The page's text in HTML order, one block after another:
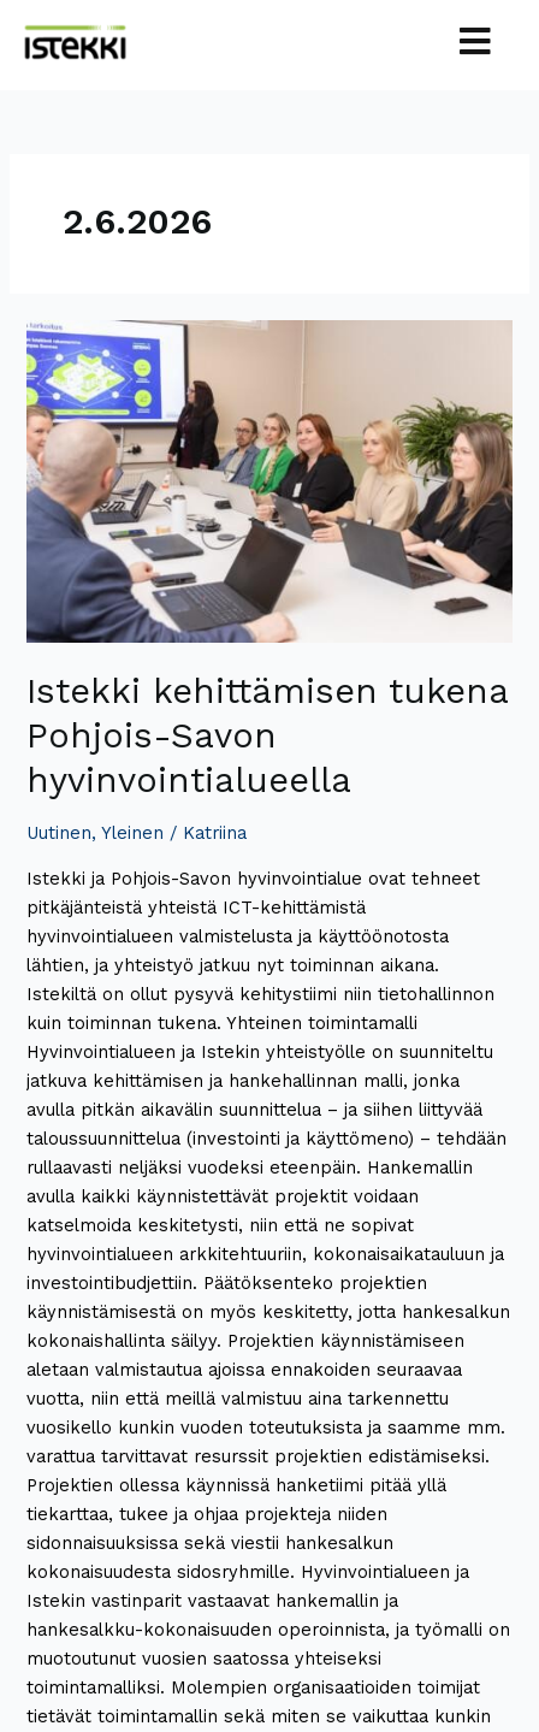
sisältöön
2.6.2026
Istekki kehittämisen tukena
Pohjois-Savon
hyvinvointialueella
Uutinen,Yleinen / Katriina
Istekki ja Pohjois-Savon hyvinvointialue ovat tehneet
pitkäjänteistä yhteistä ICT-kehittämistä
hyvinvointialueen valmistelusta ja käyttöönotosta
lähtien, ja yhteistyö jatkuu nyt toiminnan aikana.
Istekiltä on ollut pysyvä kehitystiimi niin tietohallinnon
kuin toiminnan tukena. Yhteinen toimintamalli
Hyvinvointialueen ja Istekin yhteistyölle on suunniteltu
jatkuva kehittämisen ja hankehallinnan malli, jonka
avulla pitkän aikavälin suunnittelua – ja siihen liittyvää
taloussuunnittelua (investointi ja käyttömeno) – tehdään
rullaavasti neljäksi vuodeksi eteenpäin. Hankemallin
avulla kaikki käynnistettävät projektit voidaan
katselmoida keskitetysti, niin että ne sopivat
hyvinvointialueen arkkitehtuuriin, kokonaisaikatauluun ja
investointibudjettiin. Päätöksenteko projektien
käynnistämisestä on myös keskitetty, jotta hankesalkun
kokonaishallinta säilyy. Projektien käynnistämiseen
aletaan valmistautua ajoissa ennakoiden seuraavaa
vuotta, niin että meillä valmistuu aina tarkennettu
vuosikello kunkin vuoden toteutuksista ja saamme mm.
varattua tarvittavat resurssit projektien edistämiseksi.
Projektien ollessa käynnissä hanketiimi pitää yllä
tiekarttaa, tukee ja ohjaa projekteja niiden
sidonnaisuuksissa sekä viestii hankesalkun
kokonaisuudesta sidosryhmille. Hyvinvointialueen ja
Istekin vastinparit vastaavat hankemallin ja
hankesalkku-kokonaisuuden operoinnista, ja työmalli on
muotoutunut vuosien saatossa yhteiseksi
toimintamalliksi. Molempien organisaatioiden toimijat
tietävät toimintamallin sekä miten se vaikuttaa kunkin
Istekki
kehittämisen
tukena
Pohjois-
Savon
hyvinvointialueella